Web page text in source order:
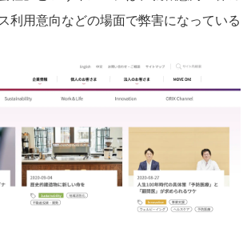
利用意向などの場面で弊害になっている